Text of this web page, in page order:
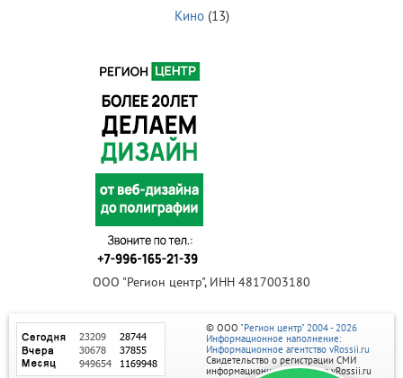
Кино(13)
ООО "Регион центр", ИНН 4817003180
© ООО "Регион центр" 2004 - 2026
Информационное наполнение:
Информационное агентство vRossii.ru
Свидетельство о регистрации СМИ
информационного агентства vRossii.ru